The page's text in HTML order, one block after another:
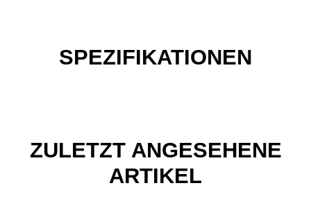
SPEZIFIKATIONEN
ZULETZT ANGESEHENE
ARTIKEL